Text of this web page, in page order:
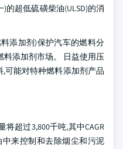
)的超低硫磺柴油(ULSD)的消
添加剂)保护汽车的燃料分
料添加剂市场。 日益使用压
可能对特种燃料添加剂产品
超过3,800千吨,其中CAGR
来控制和去除烟尘和污泥